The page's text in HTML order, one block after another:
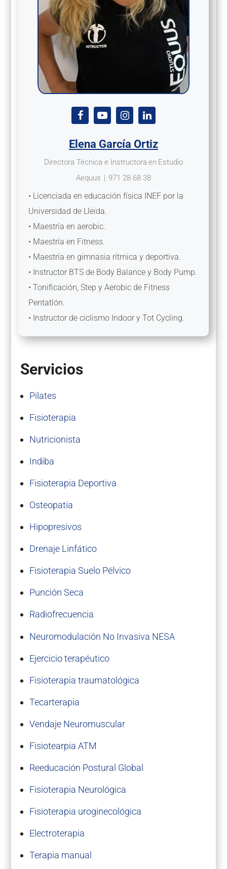
Elena García Ortiz
Directora Técnica e Instructora en Estudio
Aequus | 971 28 68 38
• Licenciada en educación física INEF por la
Universidad de Lleida.
• Maestría en aerobic.
• Maestría en Fitness.
• Maestría en gimnasia rítmica y deportiva.
• Instructor BTS de Body Balance y Body Pump.
• Tonificación, Step y Aerobic de Fitness
Pentatlón.
• Instructor de ciclismo Indoor y Tot Cycling.
Servicios
Pilates
Fisioterapia
Nutricionista
Indiba
Fisioterapia Deportiva
Osteopatía
Hipopresivos
Drenaje Linfático
Fisioterapia Suelo Pélvico
Punción Seca
Radiofrecuencia
Neuromodulación No Invasiva NESA
Ejercicio terapéutico
Fisioterapia traumatológica
Tecarterapia
Vendaje Neuromuscular
Fisiotearpia ATM
Reeducación Postural Global
Fisioterapia Neurológica
Fisioterapia uroginecológica
Electroterapia
Terapia manual